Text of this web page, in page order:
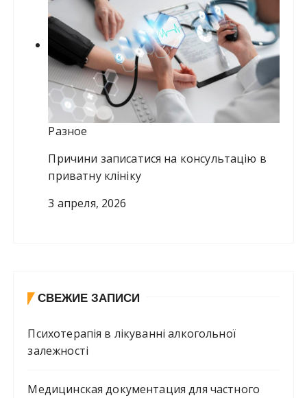
Разное
Причини записатися на консультацію в
приватну клініку
3 апреля, 2026
СВЕЖИЕ ЗАПИСИ
Психотерапія в лікуванні алкогольної
залежності
Медицинская документация для частного